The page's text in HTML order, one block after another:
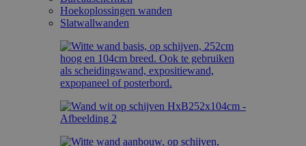
Hoekoplossingen wanden
Slatwallwanden